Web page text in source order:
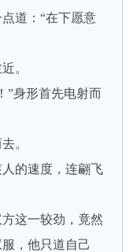
道：“在下愿意
。
身形首先电射而
。
的速度，连翩飞
这一较劲，竟然
，他只道自己